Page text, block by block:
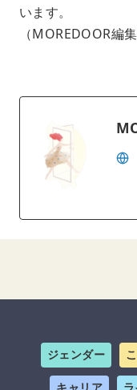
います。
（MOREDOOR編集
ジェンダー